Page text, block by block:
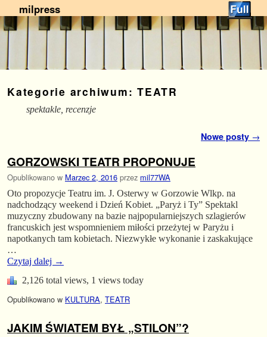
milpress
Kategorie archiwum:TEATR
spektakle, recenzje
Nowe posty →
GORZOWSKI TEATR PROPONUJE
Opublikowano w Marzec 2, 2016 przez mil77WA
Oto propozycje Teatru im. J. Osterwy w Gorzowie Wlkp. na
nadchodzący weekend i Dzień Kobiet. „Paryż i Ty” Spektakl
muzyczny zbudowany na bazie najpopularniejszych szlagierów
francuskich jest wspomnieniem miłości przeżytej w Paryżu i
napotkanych tam kobietach. Niezwykłe wykonanie i zaskakujące
…
Czytaj dalej →
2,126 total views, 1 views today
Opublikowano w KULTURA, TEATR
JAKIM ŚWIATEM BYŁ „STILON”?